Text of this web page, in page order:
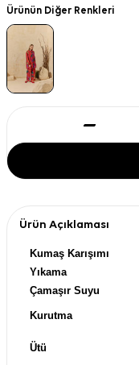
Ürünün Diğer Renkleri
Ürün Açıklaması
Kumaş Karışımı
Yıkama
Çamaşır Suyu
Kurutma
Ütü